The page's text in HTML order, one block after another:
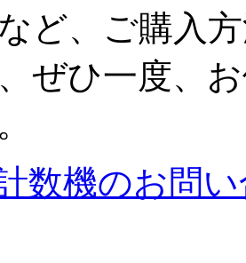
ど、ご購入
ぜひ一度、
数機のお問